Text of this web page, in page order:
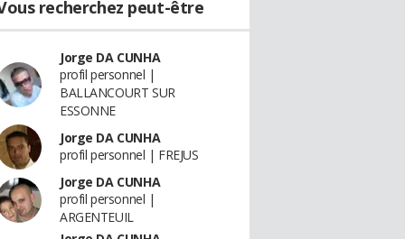
recherchez peut-être
Jorge DA CUNHA
profil personnel |
BALLANCOURT SUR
ESSONNE
Jorge DA CUNHA
profil personnel | FREJUS
Jorge DA CUNHA
profil personnel |
ARGENTEUIL